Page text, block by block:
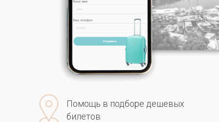
Помощь в подборе дешевых
билетов